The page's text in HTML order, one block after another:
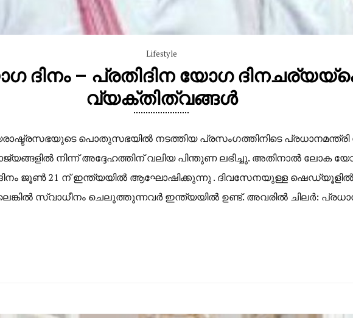
Lifestyle
ദിനം – പ്രതിദിന യോഗ
വ്യക്തിത്വങ്ങൾ
പൊതുസഭയിൽ നടത്തിയ പ്രസംഗത്തിനിടെ പ്രധാനമന്ത്രി
നിന്ന് അദ്ദേഹത്തിന് വലിയ പിന്തുണ ലഭിച്ചു. അതിനാൽ ലോക
ദിനം ജൂൺ 21 ന് ഇന്ത്യയിൽ ആഘോഷിക്കുന്നു . ദിവസേനയുള്ള
സ്വാധീനം ചെലുത്തുന്നവർ ഇന്ത്യയിൽ ഉണ്ട്. അവരില്‍ ചിലര്‍: